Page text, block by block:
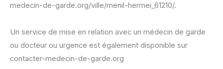
medecin-de-garde.org/ville/menil-hermei_61210/.
Un service de mise en relation avec un médecin de garde
ou docteur ou urgence est également disponible sur
contacter-medecin-de-garde.org